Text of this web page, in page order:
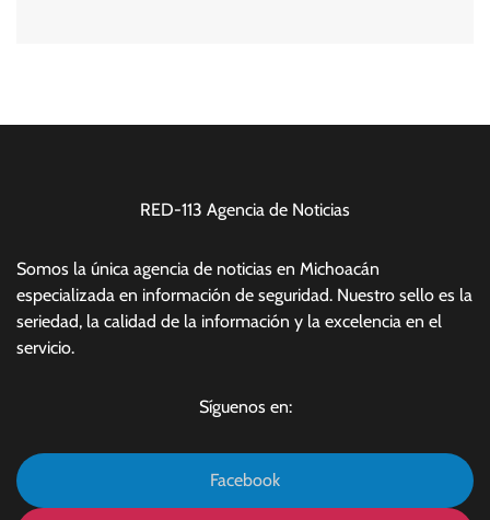
RED-113 Agencia de Noticias
Somos la única agencia de noticias en Michoacán
especializada en información de seguridad. Nuestro sello es la
seriedad, la calidad de la información y la excelencia en el
servicio.
Síguenos en:
Facebook